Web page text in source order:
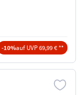
-10%auf UVP 69,99 € **